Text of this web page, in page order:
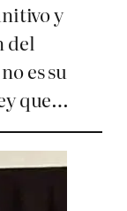
y
del
es su
que…